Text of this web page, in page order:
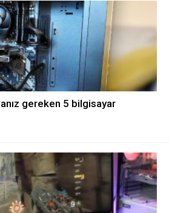
gereken 5 bilgisayar